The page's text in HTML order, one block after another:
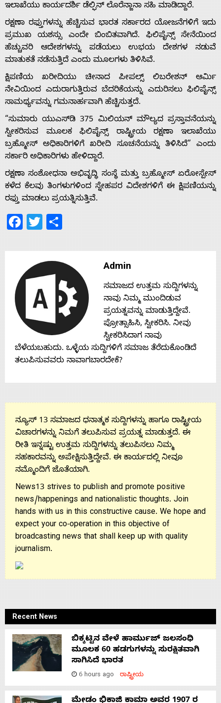
Home
About
Us
Advertise
With
Contact
Us
ಇಲಾಖೆಯು ಕಾರ್ಯದರ್ಶಿ ಡೆಲ್ಫಿನ್ ಲೊರೆನ್ಜಾನಾ ಸಹಿ ಮಾಡಿದ್ದಾರೆ.
ರಕ್ಷಣಾ ರಫ್ತುಗಳನ್ನು ಹೆಚ್ಚಿಸುವ ಭಾರತ ಸರ್ಕಾರದ ಯೋಜನೆಗಳಿಗೆ ಇದು
ಪ್ರಮುಖ ಯಶಸ್ಸು ಎಂದೇ ಬಿಂಬಿತವಾಗಿದೆ. ಫಿಲಿಪೈನ್ಸ್ ಸೇನೆಯಿಂದ
ಹೆಚ್ಚುವರಿ ಆದೇಶಗಳನ್ನು ಪಡೆಯಲು ಉಭಯ ದೇಶಗಳ ನಡುವೆ
ಮಾತುಕತೆ ನಡೆಸುತ್ತಿದೆ ಎಂದು ಮೂಲಗಳು ತಿಳಿಸಿವೆ.
ಕ್ಷಿಪಣಿಯ ಖರೀದಿಯು ಚೀನಾದ ಪೀಪಲ್ಸ್ ಲಿಬರೇಶನ್ ಆರ್ಮಿ
ನೇವಿಯಿಂದ ಎದುರಾಗುತ್ತಿರುವ ಬೆದರಿಕೆಯನ್ನು ಎದುರಿಸಲು ಫಿಲಿಪೈನ್ಸ್
ಸಾಮರ್ಥ್ಯವನ್ನು ಗಮನಾರ್ಹವಾಗಿ ಹೆಚ್ಚಿಸುತ್ತದೆ.
“ಸುಮಾರು ಯುಎಸ್‌ಡಿ 375 ಮಿಲಿಯನ್ ಮೌಲ್ಯದ ಪ್ರಸ್ತಾವನೆಯನ್ನು
ಸ್ವೀಕರಿಸುವ ಮೂಲಕ ಫಿಲಿಪೈನ್ಸ್ ರಾಷ್ಟ್ರೀಯ ರಕ್ಷಣಾ ಇಲಾಖೆಯು
ಬ್ರಹ್ಮೋಸ್ ಅಧಿಕಾರಿಗಳಿಗೆ ಖರೀದಿ ಸೂಚನೆಯನ್ನು ತಿಳಿಸಿದೆ” ಎಂದು
ಸರ್ಕಾರಿ ಅಧಿಕಾರಿಗಳು ಹೇಳಿದ್ದಾರೆ.
ರಕ್ಷಣಾ ಸಂಶೋಧನಾ ಅಭಿವೃದ್ಧಿ ಸಂಸ್ಥೆ ಮತ್ತು ಬ್ರಹ್ಮೋಸ್ ಏರೋಸ್ಪೇಸ್
ಕಳೆದ ಕೆಲವು ತಿಂಗಳುಗಳಿಂದ ಸ್ನೇಹಪರ ವಿದೇಶಗಳಿಗೆ ಈ ಕ್ಷಿಪಣಿಯನ್ನು
ರಫ್ತು ಮಾಡಲು ಪ್ರಯತ್ನಿಸುತ್ತಿವೆ.
Facebook
Twitter
Admin
ಸಮಾಜದ ಉತ್ತಮ ಸುದ್ದಿಗಳನ್ನು
ನಾವು ನಿಮ್ಮ ಮುಂದಿಡುವ
ಪ್ರಯತ್ನವನ್ನು ಮಾಡುತ್ತಿದ್ದೇವೆ.
ಪ್ರೋತ್ಸಾಹಿಸಿ, ಸ್ವೀಕರಿಸಿ. ನೀವು
ಸ್ವೀಕರಿಸಿದಾಗ ನಾವು
ಬೆಳೆಯಬಹುದು. ಒಳ್ಳೆಯ ಸುದ್ದಿಗಳಿಗೆ ಸಮಾಜ ತೆರೆದುಕೊಂಡಿದೆ
ತಲುಪಿಸುವವರು ನಾವಾಗಬಾರದೇಕೆ?
ನ್ಯೂಸ್ 13 ಸಮಾಜದ ಧನಾತ್ಮಕ ಸುದ್ದಿಗಳನ್ನು ಹಾಗೂ ರಾಷ್ಟ್ರೀಯ
ವಿಚಾರಗಳನ್ನು ನಿಮಗೆ ತಲುಪಿಸುವ ಪ್ರಯತ್ನ ಮಾಡುತ್ತದೆ. ಈ
ರೀತಿ ಇನ್ನಷ್ಟು ಉತ್ತಮ ಸುದ್ದಿಗಳನ್ನು ತಲುಪಿಸಲು ನಿಮ್ಮ
ಸಹಕಾರವನ್ನು ಅಪೇಕ್ಷಿಸುತ್ತಿದ್ದೇವೆ. ಈ ಕಾರ್ಯದಲ್ಲಿ ನೀವೂ
ನಮ್ಮೊಂದಿಗೆ ಜೊತೆಯಾಗಿ.
News13 strives to publish and promote positive
news/happenings and nationalistic thoughts. Join
hands with us in this constructive cause. We hope and
expect your co-operation in this objective of
broadcasting news that shall keep up with quality
journalism.
Recent News
ಬಿಕ್ಕಟ್ಟಿನ ವೇಳೆ ಹಾರ್ಮುಜ್ ಜಲಸಂಧಿ
ಮೂಲಕ 60 ಹಡಗುಗಳನ್ನು ಸುರಕ್ಷಿತವಾಗಿ
ಸಾಗಿಸಿದೆ ಭಾರತ
6 hours ago ರಾಷ್ಟ್ರೀಯ
ಮೇಡಂ ಭಿಕಾಜಿ ಕಾಮಾ ಅವರ 1907 ರ